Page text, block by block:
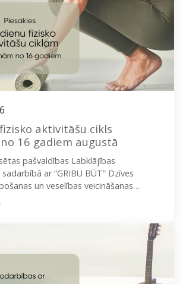
aktivitāšu cikls
16 gadiem augustā
pašvaldības Labklājības
ar “GRIBU BŪT” Dzīves
un veselības veicināšanas
dienu fizisko aktivitāšu…